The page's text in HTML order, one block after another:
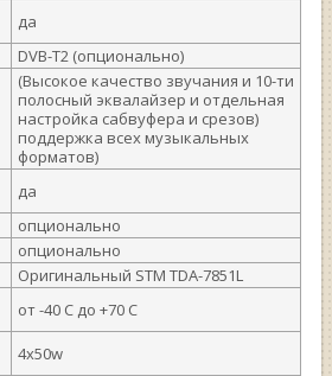
да
DVB-T2 (опционально)
(Высокое качество звучания и 10-ти
полосный эквалайзер и отдельная
настройка сабвуфера и срезов)
поддержка всех музыкальных
форматов)
да
опционально
опционально
Оригинальный STM TDA-7851L
от -40 С до +70 С
4х50w